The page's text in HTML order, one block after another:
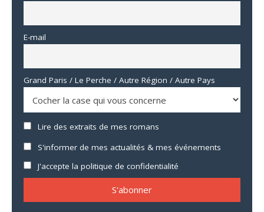
E-mail
Grand Paris / Le Perche / Autre Région / Autre Pays
Lire des extraits de mes romans
S'informer de mes actualités & mes événements
J'accepte la politique de confidentialité